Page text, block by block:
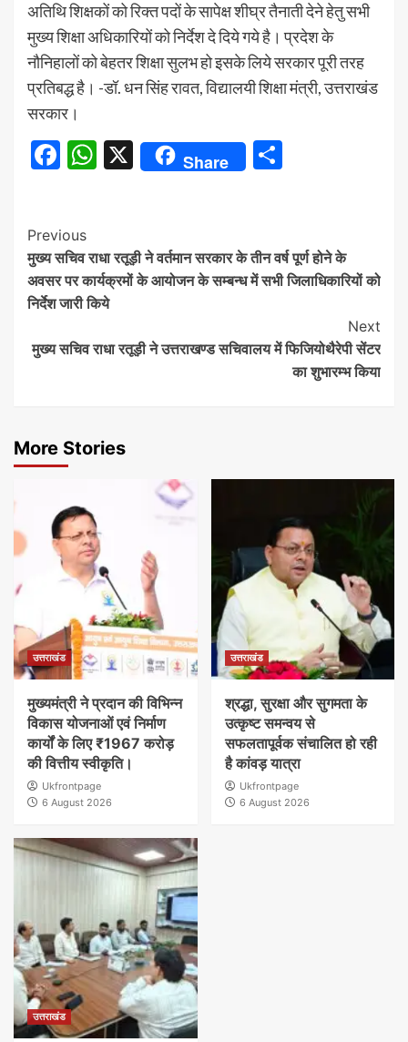
अतिथि शिक्षकों को रिक्त पदों के सापेक्ष शीघ्र तैनाती देने हेतु सभी
मुख्य शिक्षा अधिकारियों को निर्देश दे दिये गये है। प्रदेश के
नौनिहालों को बेहतर शिक्षा सुलभ हो इसके लिये सरकार पूरी तरह
प्रतिबद्ध है। -डॉ. धन सिंह रावत, विद्यालयी शिक्षा मंत्री, उत्तराखंड
सरकार।
Facebook
WhatsApp
X Share
Continue
Reading
Previous
मुख्य सचिव राधा रतूड़ी ने वर्तमान सरकार के तीन वर्ष पूर्ण होने के
अवसर पर कार्यक्रमों के आयोजन के सम्बन्ध में सभी जिलाधिकारियों को
निर्देश जारी किये
Next
मुख्य सचिव राधा रतूड़ी ने उत्तराखण्ड सचिवालय में फिजियोथैरेपी सेंटर
का शुभारम्भ किया
More Stories
उत्तराखंड
मुख्यमंत्री ने प्रदान की विभिन्न
विकास योजनाओं एवं निर्माण
कार्यों के लिए ₹1967 करोड़
की वित्तीय स्वीकृति।
Ukfrontpage
6 August 2026
उत्तराखंड
श्रद्धा, सुरक्षा और सुगमता के
उत्कृष्ट समन्वय से
सफलतापूर्वक संचालित हो रही
है कांवड़ यात्रा
Ukfrontpage
6 August 2026
उत्तराखंड